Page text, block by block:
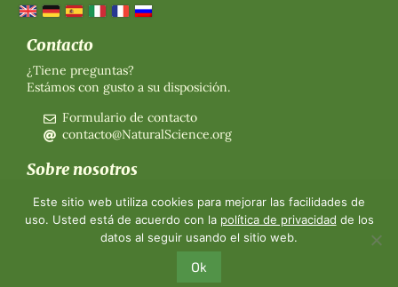
Contacto
¿Tiene preguntas?
Estámos con gusto a su disposición.
Formulario de contacto
contacto@NaturalScience.org
Sobre nosotros
Organización
Afiliación
Sobre nosotros
©2026 The World Foundation for Natural Science
Este sitio web utiliza cookies para mejorar las facilidades de
uso. Usted está de acuerdo con la política de privacidad de los
datos al seguir usando el sitio web.
Ok